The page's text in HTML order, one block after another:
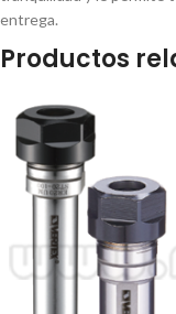
entrega.
Productos